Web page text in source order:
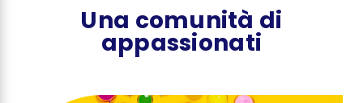
Una comunità di
appassionati